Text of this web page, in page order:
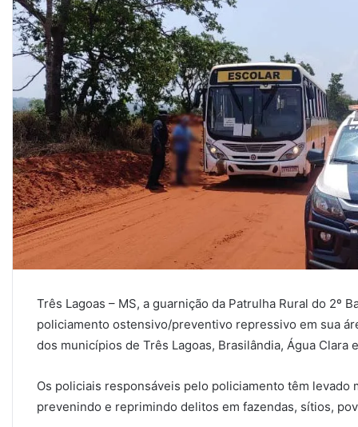
Três Lagoas – MS, a guarnição da Patrulha Rural do 2º
policiamento ostensivo/preventivo repressivo em sua
dos municípios de Três Lagoas, Brasilândia, Água Clara
Os policiais responsáveis pelo policiamento têm levado
prevenindo e reprimindo delitos em fazendas, sítios,